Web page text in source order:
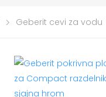
Geberit cevi za vodu